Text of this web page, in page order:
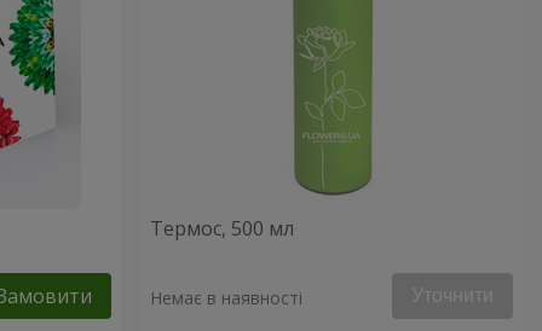
Термос, 500 мл
Немає в наявності Уточнити